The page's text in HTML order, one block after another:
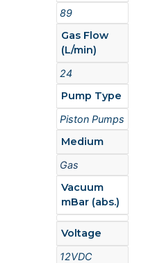
89
Gas Flow
(L/min)
24
Pump Type
Piston Pumps
Medium
Gas
Vacuum
mBar (abs.)
Voltage
12VDC